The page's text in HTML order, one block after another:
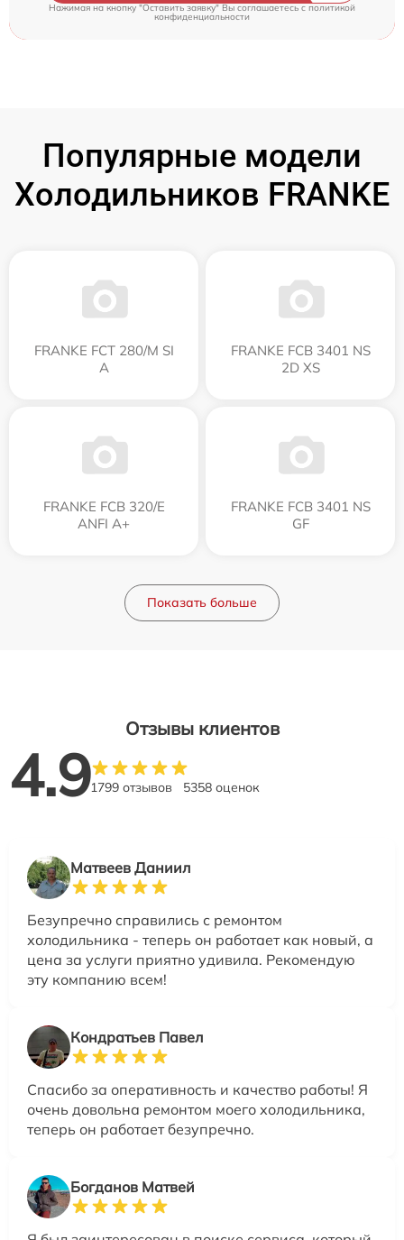
Нажимая на кнопку "Оставить заявку" Вы соглашаетесь cполитикой
конфиденциальности
Популярные модели
Холодильников FRANKE
FRANKE FCT 280/M SI
A
FRANKE FCB 3401 NS
2D XS
FRANKE FCB 320/E
ANFI A+
FRANKE FCB 3401 NS
GF
Показать больше
Отзывы клиентов
4.91799 отзывов 5358 оценок
Матвеев Даниил
Безупречно справились с ремонтом
холодильника - теперь он работает как новый, а
цена за услуги приятно удивила. Рекомендую
эту компанию всем!
Кондратьев Павел
Спасибо за оперативность и качество работы! Я
очень довольна ремонтом моего холодильника,
теперь он работает безупречно.
Богданов Матвей